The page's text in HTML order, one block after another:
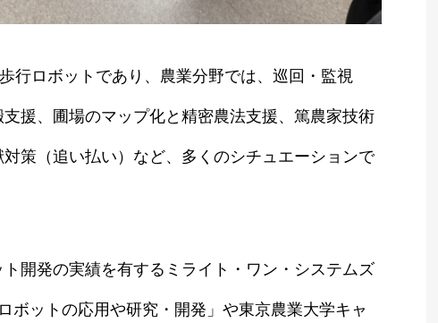
行ロボットであり、農業分野では、巡回・監視
支援、圃場のマップ化と精密農法支援、篤農家技術
策（追い払い）など、多くのシチュエーションで
開発の実績を有するミライト・ワン・システムズ
ボットの応用や研究・開発」や東京農業大学キャ